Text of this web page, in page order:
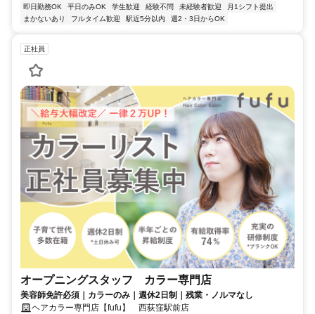
即日勤務OK
平日のみOK 学生歓迎 経験不問 未経験者歓迎
月1シフト提出
まかないあり
フルタイム歓迎 駅近5分以内 週2・3日からOK
正社員
オープニングスタッフ カラー専門店
美容師免許必須｜カラーのみ｜週休2日制｜残業・ノルマなし
ヘアカラー専門店【fufu】 西荻窪駅前店